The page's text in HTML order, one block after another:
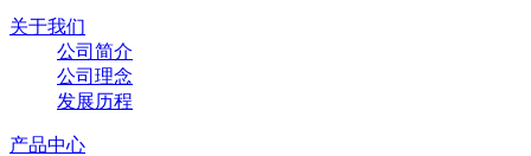
关于我们
公司简介
公司理念
发展历程
产品中心